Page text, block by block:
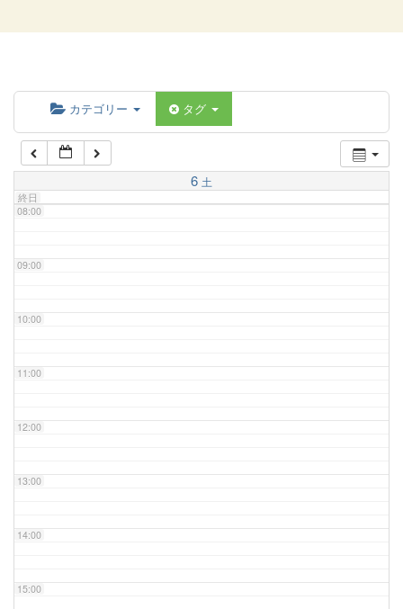
カテゴリー タグ
6 土
終日
07:00
08:00
09:00
10:00
11:00
12:00
13:00
14:00
15:00